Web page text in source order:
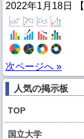
2022年1月18日 【
次ページへ »
人気の掲示板
TOP
国立大学